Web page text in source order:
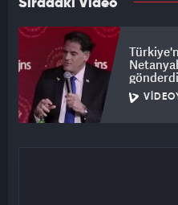
ekledi.
Sıradaki Video
gönderdi